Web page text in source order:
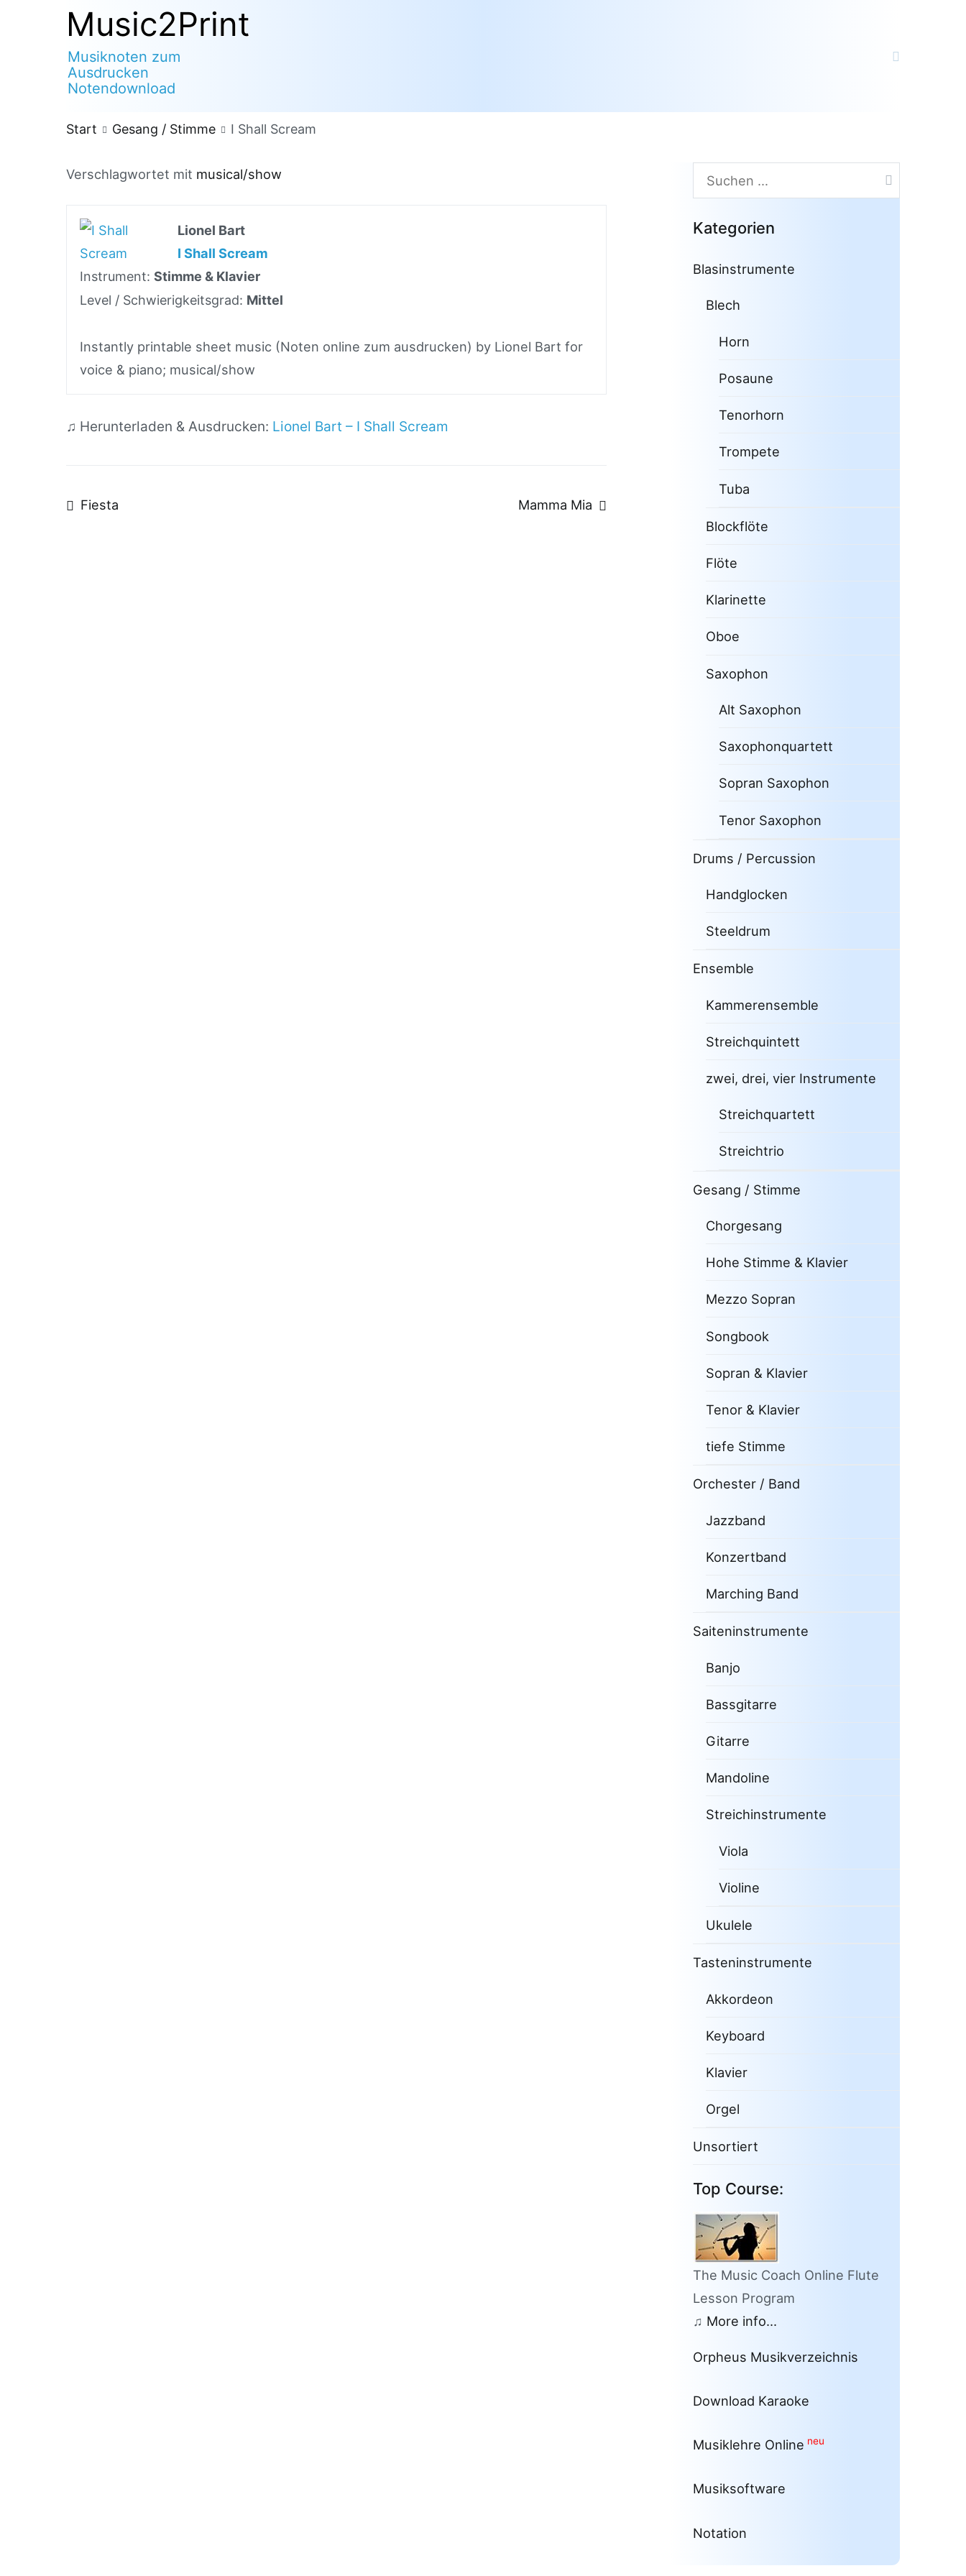
Music2Print
Musiknoten zum
Ausdrucken
Notendownload
Start Gesang / Stimme I Shall Scream
Verschlagwortet mit musical/show
Lionel Bart
I Shall Scream
Instrument:Stimme & Klavier
Level / Schwierigkeitsgrad: Mittel
Instantly printable sheet music (Noten online zum ausdrucken) by Lionel Bart for
voice & piano; musical/show
♫ Herunterladen & Ausdrucken: Lionel Bart – I Shall Scream
Beitragsnavigation
Fiesta Mamma Mia
Suchen
nach:
Kategorien
Blasinstrumente
Blech
Horn
Posaune
Tenorhorn
Trompete
Tuba
Blockflöte
Flöte
Klarinette
Oboe
Saxophon
Alt Saxophon
Saxophonquartett
Sopran Saxophon
Tenor Saxophon
Drums / Percussion
Handglocken
Steeldrum
Ensemble
Kammerensemble
Streichquintett
zwei, drei, vier Instrumente
Streichquartett
Streichtrio
Gesang / Stimme
Chorgesang
Hohe Stimme & Klavier
Mezzo Sopran
Songbook
Sopran & Klavier
Tenor & Klavier
tiefe Stimme
Orchester / Band
Jazzband
Konzertband
Marching Band
Saiteninstrumente
Banjo
Bassgitarre
Gitarre
Mandoline
Streichinstrumente
Viola
Violine
Ukulele
Tasteninstrumente
Akkordeon
Keyboard
Klavier
Orgel
Unsortiert
Top Course:
The Music Coach Online Flute
Lesson Program
♫ More info...
Orpheus Musikverzeichnis
Download Karaoke
Musiklehre Online neu
Musiksoftware
Notation